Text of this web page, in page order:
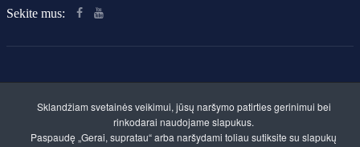
Sekite mus:
Klaipėdos rajono švietimo centras. Savivaldybės
biudžetinė įstaiga
Kvietinių g. 30, LT-96112 Gargždai
Sklandžiam svetainės veikimui, jūsų naršymo patirties gerinimui bei
rinkodarai naudojame slapukus.
Paspaudę „Gerai, supratau“ arba naršydami toliau sutiksite su slapukų